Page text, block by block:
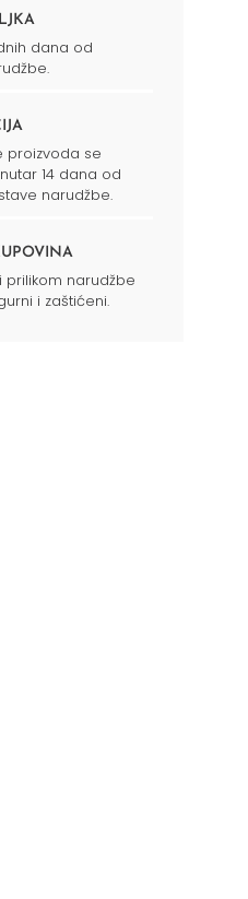
dana od
proizvoda se
14 dana od
narudžbe.
prilikom narudžbe
i zaštićeni.